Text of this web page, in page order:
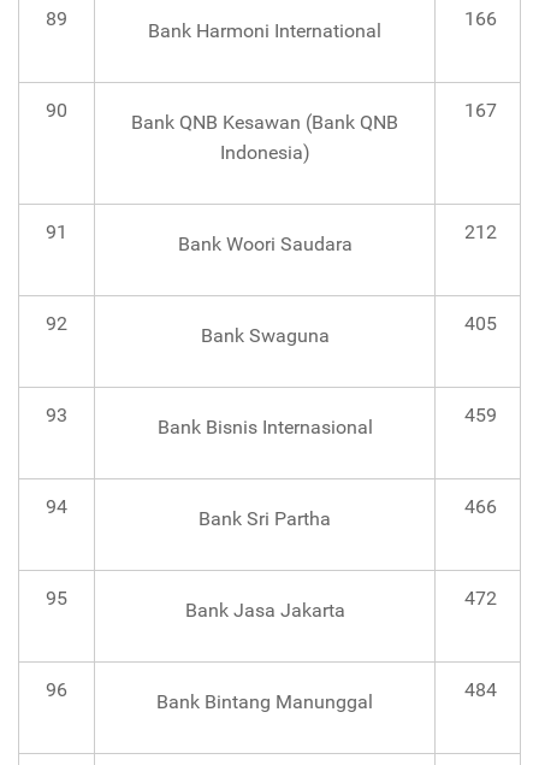
89
Bank Harmoni International
166
90
Bank QNB Kesawan (Bank QNB
Indonesia)
167
91
Bank Woori Saudara
212
92
Bank Swaguna
405
93
Bank Bisnis Internasional
459
94
Bank Sri Partha
466
95
Bank Jasa Jakarta
472
96
Bank Bintang Manunggal
484